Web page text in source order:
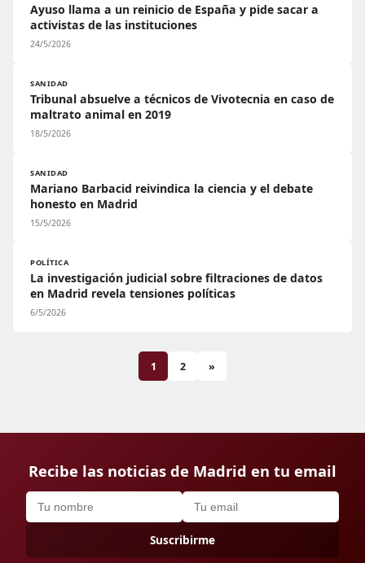
Ayuso llama a un reinicio de España y pide sacar a
activistas de las instituciones
24/5/2026
SANIDAD
Tribunal absuelve a técnicos de Vivotecnia en caso de
maltrato animal en 2019
18/5/2026
SANIDAD
Mariano Barbacid reivindica la ciencia y el debate
honesto en Madrid
15/5/2026
POLÍTICA
La investigación judicial sobre filtraciones de datos
en Madrid revela tensiones políticas
6/5/2026
1 2 »
Recibe las noticias de Madrid en tu email
Suscribirme